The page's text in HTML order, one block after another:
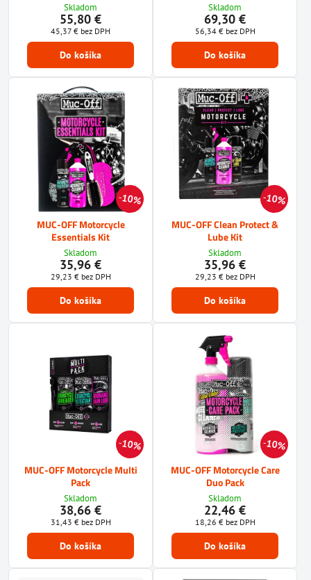
Skladom
55,80 €
45,37 € bez DPH
Do košíka
Skladom
69,30 €
56,34 € bez DPH
Do košíka
10%
MUC-OFF Motorcycle
Essentials Kit
Skladom
35,96 €
29,23 € bez DPH
Do košíka
10%
MUC-OFF Clean Protect &
Lube Kit
Skladom
35,96 €
29,23 € bez DPH
Do košíka
10%
MUC-OFF Motorcycle Multi
Pack
Skladom
38,66 €
31,43 € bez DPH
Do košíka
10%
MUC-OFF Motorcycle Care
Duo Pack
Skladom
22,46 €
18,26 € bez DPH
Do košíka